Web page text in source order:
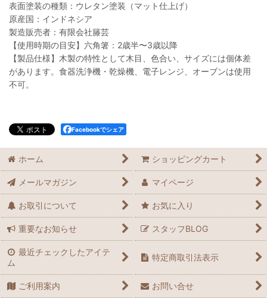
表面塗装の種類：ウレタン塗装（マット仕上げ）
原産国：インドネシア
製造販売者：有限会社籐芸
【使用時期の目安】六角箸：2歳半〜3歳以降
【製品仕様】木製の特性として木目、色合い、サイズには個体差
があります。食器洗浄機・乾燥機、電子レンジ、オーブンは使用
不可。
Facebookでシェア
ホーム ショッピングカート
メールマガジン マイページ
お取引について お気に入り
重要なお知らせ スタッフBLOG
最近チェックしたアイテ
ム
特定商取引法表示
ご利用案内 お問い合せ